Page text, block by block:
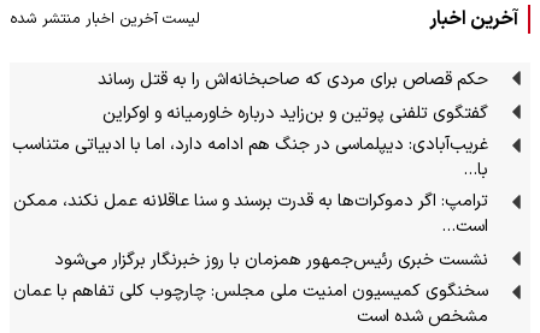
آخرین اخبار لیست آخرین اخبار منتشر شده
حکم قصاص برای مردی که صاحبخانه‌اش را به قتل رساند
گفتگوی تلفنی پوتین و بن‌زاید درباره خاورمیانه و اوکراین
غریب‌آبادی: دیپلماسی در جنگ هم ادامه دارد، اما با ادبیاتی متناسب
با…
ترامپ: اگر دموکرات‌ها به قدرت برسند و سنا عاقلانه عمل نکند، ممکن
است…
نشست خبری رئیس‌جمهور همزمان با روز خبرنگار برگزار می‌شود
سخنگوی کمیسیون امنیت ملی مجلس: چارچوب کلی تفاهم با عمان
مشخص شده است